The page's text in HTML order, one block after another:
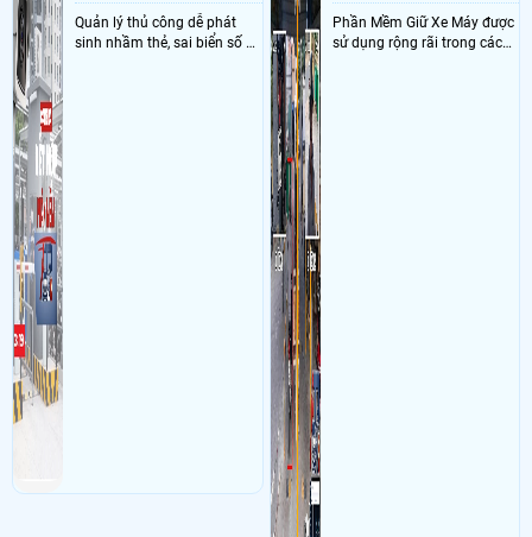
Quản lý thủ công dễ phát
sinh nhầm thẻ, sai biển số và
Phần Mềm Giữ Xe Máy được
sử dụng rộng rãi trong các